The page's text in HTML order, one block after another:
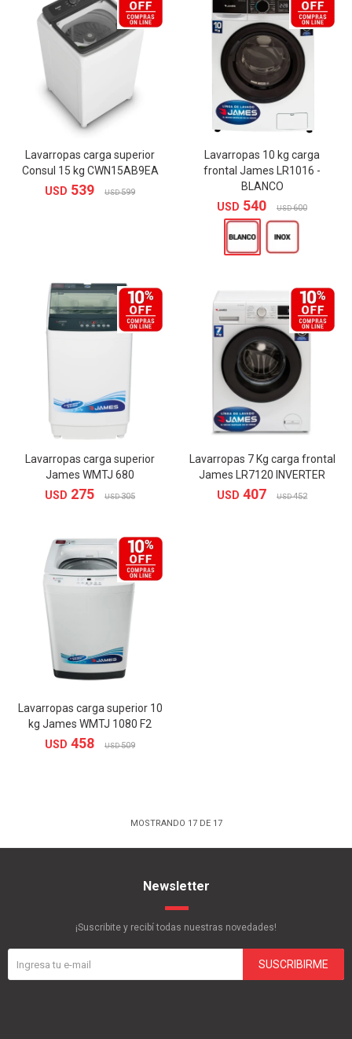
Lavarropas carga superior
Consul 15 kg CWN15AB9EA
USD 539 USD 599
Lavarropas 10 kg carga
frontal James LR1016 -
BLANCO
USD 540 USD 600
Lavarropas carga superior
James WMTJ 680
USD 275 USD 305
Lavarropas 7 Kg carga frontal
James LR7120 INVERTER
USD 407 USD 452
Lavarropas carga superior 10
kg James WMTJ 1080 F2
USD 458 USD 509
MOSTRANDO 17DE 17
Newsletter
¡Suscribite y recibí todas nuestras novedades!
SUSCRIBIRME